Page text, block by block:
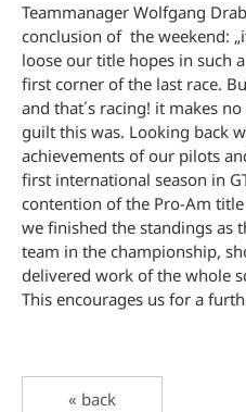
Teammanager Wolfgang
conclusion of the weekend:
loose our title hopes in such
first corner of the last race.
and that´s racing! it makes
guilt this was. Looking back
achievements of our pilots
first international season in
contention of the Pro-Am
we finished the standings as
team in the championship,
delivered work of the whole
This encourages us for a
« back